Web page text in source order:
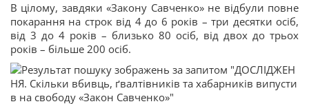
В цілому, завдяки «Закону Савченко» не відбули повне
покарання на строк від 4 до 6 років – три десятки осіб,
від 3 до 4 років – близько 80 осіб, від двох до трьох
років – більше 200 осіб.